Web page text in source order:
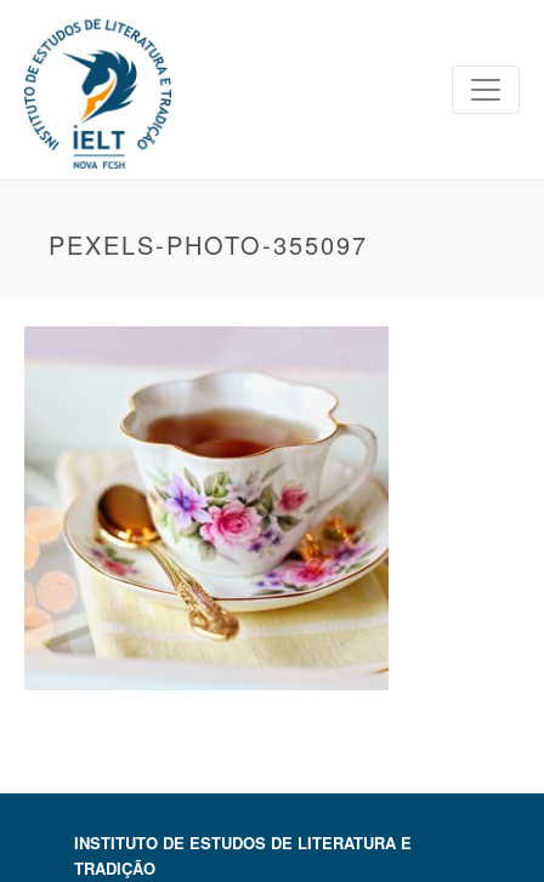
PEXELS-PHOTO-355097
INSTITUTO DE ESTUDOS DE LITERATURA E
TRADIÇÃO